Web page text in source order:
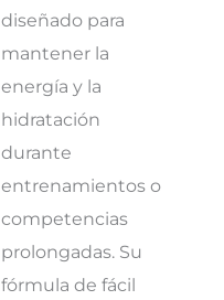
diseñado para
mantener la
energía y la
hidratación
durante
entrenamientos o
competencias
prolongadas. Su
fórmula de fácil